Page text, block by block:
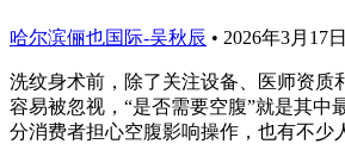
哈尔滨俪也国际-吴秋辰 • 2026年3月17
洗纹身术前，除了关注设备、医师资质
容易被忽视，“是否需要空腹”就是其中
分消费者担心空腹影响操作，也有不少